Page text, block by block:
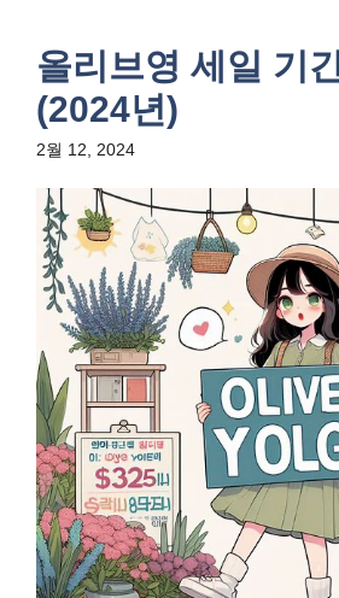
올리브영 세일 기
(2024년)
2월 12, 2024